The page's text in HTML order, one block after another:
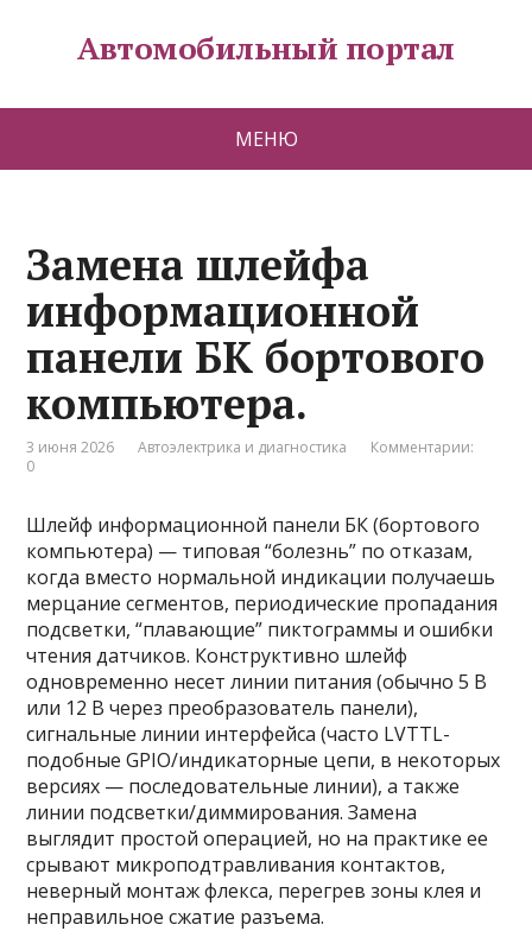
Автомобильный портал
МЕНЮ
Замена шлейфа
информационной
панели БК бортового
компьютера.
3 июня 2026 Автоэлектрика и диагностика
Комментарии:
0
Шлейф информационной панели БК (бортового
компьютера) — типовая “болезнь” по отказам,
когда вместо нормальной индикации получаешь
мерцание сегментов, периодические пропадания
подсветки, “плавающие” пиктограммы и ошибки
чтения датчиков. Конструктивно шлейф
одновременно несет линии питания (обычно 5 В
или 12 В через преобразователь панели),
сигнальные линии интерфейса (часто LVTTL-
подобные GPIO/индикаторные цепи, в некоторых
версиях — последовательные линии), а также
линии подсветки/диммирования. Замена
выглядит простой операцией, но на практике ее
срывают микроподтравливания контактов,
неверный монтаж флекса, перегрев зоны клея и
неправильное сжатие разъема.